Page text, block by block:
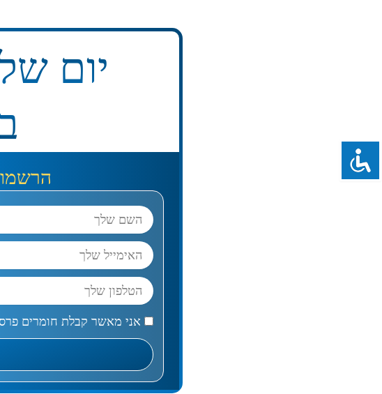
יום שלישי |
name
mail
phone
אני
קבלת
דיוור
אני מאשר קבלת חומרים